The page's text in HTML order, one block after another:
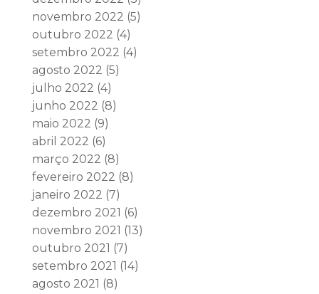
novembro 2022 (5)
outubro 2022 (4)
setembro 2022 (4)
agosto 2022 (5)
julho 2022 (4)
junho 2022 (8)
maio 2022 (9)
abril 2022 (6)
março 2022 (8)
fevereiro 2022 (8)
janeiro 2022 (7)
dezembro 2021 (6)
novembro 2021 (13)
outubro 2021 (7)
setembro 2021 (14)
agosto 2021 (8)